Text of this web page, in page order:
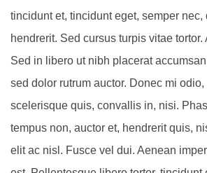
tincidunt et, tincidunt eget, semper nec,
hendrerit. Sed cursus turpis vitae
Sed in libero ut nibh placerat
sed dolor rutrum auctor. Donec mi odio,
scelerisque quis, convallis in, nisi.
tempus non, auctor et, hendrerit quis,
elit ac nisl. Fusce vel dui. Aenean